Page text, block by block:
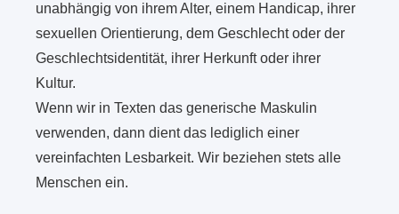
unabhängig von ihrem Alter, einem Handicap, ihrer
sexuellen Orientierung, dem Geschlecht oder der
Geschlechtsidentität, ihrer Herkunft oder ihrer
Kultur.
Wenn wir in Texten das generische Maskulin
verwenden, dann dient das lediglich einer
vereinfachten Lesbarkeit. Wir beziehen stets alle
Menschen ein.